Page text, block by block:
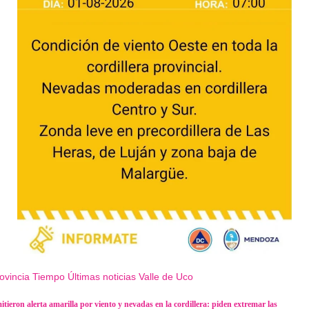
Tiempo Últimas noticias Valle de Uco
alerta amarilla por viento y nevadas en la cordillera: piden extremar las